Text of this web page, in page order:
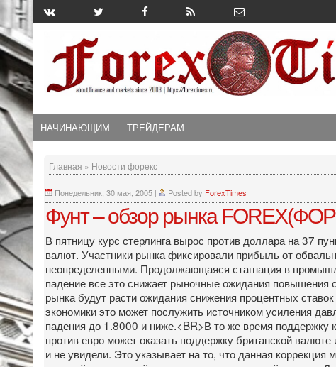
НАЧИНАЮЩИМ ТРЕЙДЕРАМ
Главная » Новости форекс
Понедельник, 30 мая, 2005 | Posted by ForexTimes
Фунт – обзор рынка
В пятницу курс стерлинга вырос против доллара на 37
валют. Участники рынка фиксировали прибыль от
неопределенными. Продолжающаяся стагнация в
падение все это снижает рыночные ожидания повышения
рынка будут расти ожидания снижения процентных
экономики это может послужить источником усиления
падения до 1.8000 и ниже.<BR>В то же время поддержку
против евро может оказать поддержку британской
и не увидели. Это указывает на то, что данная